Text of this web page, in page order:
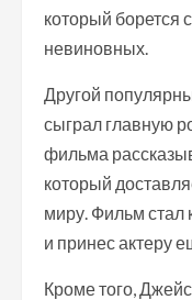
который борется
невиновных.
Другой
сыграл главную
фильма
который
миру. Фильм стал
и принес актеру
Кроме того,